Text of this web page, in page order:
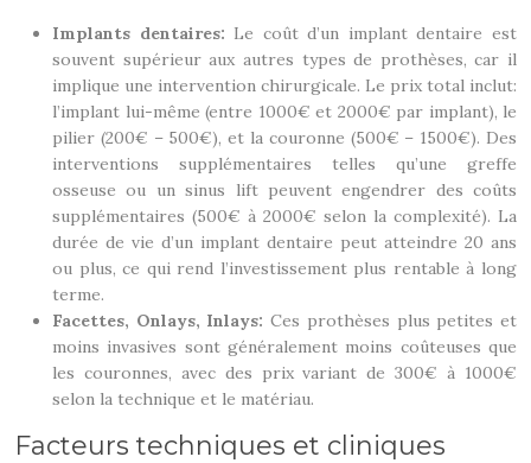
Implants dentaires: Le coût d’un implant dentaire est
souvent supérieur aux autres types de prothèses, car il
implique une intervention chirurgicale. Le prix total inclut:
l’implant lui-même (entre 1000€ et 2000€ par implant), le
pilier (200€ – 500€), et la couronne (500€ – 1500€). Des
interventions supplémentaires telles qu’une greffe
osseuse ou un sinus lift peuvent engendrer des coûts
supplémentaires (500€ à 2000€ selon la complexité). La
durée de vie d’un implant dentaire peut atteindre 20 ans
ou plus, ce qui rend l’investissement plus rentable à long
terme.
Facettes, Onlays, Inlays:Ces prothèses plus petites et
moins invasives sont généralement moins coûteuses que
les couronnes, avec des prix variant de 300€ à 1000€
selon la technique et le matériau.
Facteurs techniques et cliniques